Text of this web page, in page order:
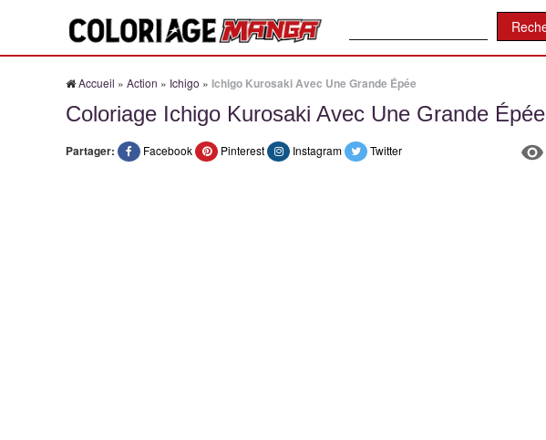
Accueil » Action » Ichigo » Ichigo Kurosaki Avec Une Grande Épée
Coloriage Ichigo Kurosaki Avec Une Grande Épée
Partager: Facebook Pinterest Instagram Twitter